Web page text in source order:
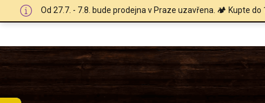
Od 27.7. - 7.8. bude prodejna v Praze uzavřena. 🏕️ Kupte